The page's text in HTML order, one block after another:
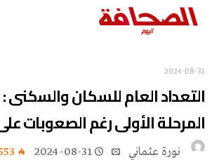
2024-08-31
التعداد العام للسكان والسكنى :
المرحلة الأولى رغم الصعوبات
نورة‭ ‬عثماني‭ 2024-08-31